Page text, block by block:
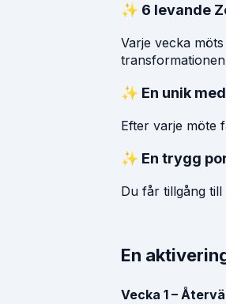
✨ 6 levande
Varje vecka
✨ En unik
Efter varje möte
✨ En trygg
Du får tillgång
En
Vecka 1 –